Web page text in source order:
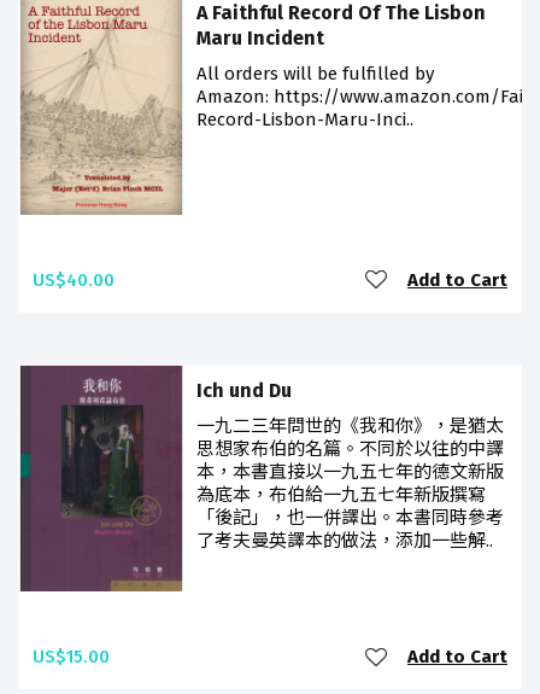
A Faithful Record Of The Lisbon
Maru Incident
All orders will be fulfilled by
Amazon: https://www.amazon.com/
Record-Lisbon-Maru-Inci..
US$40.00 Add to Cart
Ich und Du
一九二三年問世的《我和你》，是猶太
思想家布伯的名篇。不同於以往的中譯
本，本書直接以一九五七年的德文新版
為底本，布伯給一九五七年新版撰寫
「後記」，也一併譯出。本書同時參考
了考夫曼英譯本的做法，添加一些解..
US$15.00 Add to Cart